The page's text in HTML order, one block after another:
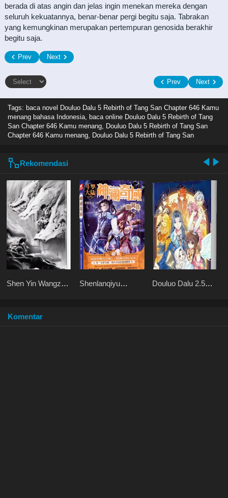
berada di atas angin dan jelas ingin menekan mereka dengan
seluruh kekuatannya, benar-benar pergi begitu saja. Tabrakan
yang kemungkinan merupakan pertempuran genosida berakhir
begitu saja.
Prev Next
Prev Next
Tags: baca novel Douluo Dalu 5 Rebirth of Tang San Chapter 646 Kamu
menang bahasa Indonesia, baca online Douluo Dalu 5 Rebirth of Tang
San Chapter 646 Kamu menang, Douluo Dalu 5 Rebirth of Tang San
Chapter 646 Kamu menang, Douluo Dalu 5 Rebirth of Tang San
Rekomendasi
Shen Yin Wangzuo
Shenlanqiyu
Douluo Dalu 2.5
Komentar